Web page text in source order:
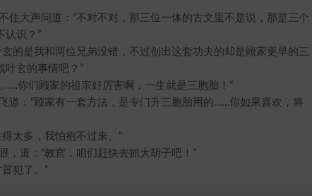
大声问道：“不对不对，那三位一体的古文里不是说，那是三个
认识？”
是我和两位兄弟没错，不过创出这套功夫的却是顾家更早的三
叶玄的事情吧？”
你们顾家的祖宗好厉害啊，一生就是三胞胎！”
：“顾家有一套方法，是专门升三胞胎用的……你如果喜欢，将
太多，我怕抱不过来。”
道：“教官，咱们赶快去抓大胡子吧！”
犯了。”